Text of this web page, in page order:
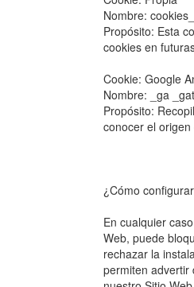
Nombre:
Propósito: Esta
cookies en
Cookie: Google
Nombre: _ga _gat_
Propósito:
conocer el
¿Cómo
En cualquier
Web, puede
rechazar la
permiten advertir